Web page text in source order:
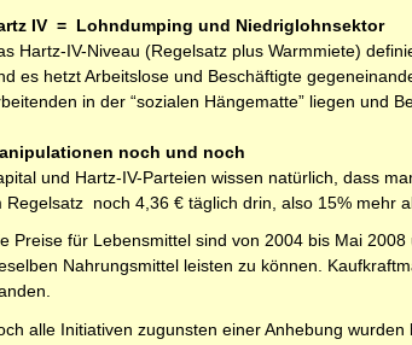
IV = Lohndumping und Niedriglohnsektor
Hartz-IV-Niveau (Regelsatz plus Warmmiete)
es hetzt Arbeitslose und Beschäftigte
in der “sozialen Hängematte” liegen und
noch und noch
und Hartz-IV-Parteien wissen natürlich, dass
Regelsatz noch 4,36 € täglich drin, also 15% mehr
Preise für Lebensmittel sind von 2004 bis Mai
Nahrungsmittel leisten zu können.
alle Initiativen zugunsten einer Anhebung wurden